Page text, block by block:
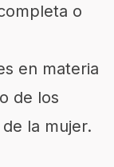
o
en materia
de los
la mujer.